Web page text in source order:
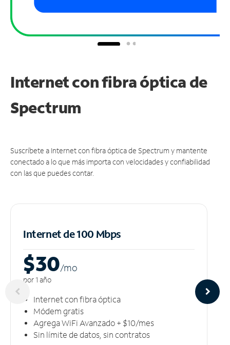
Internet con fibra óptica de
Spectrum
Suscríbete a Internet con fibra óptica de Spectrum y mantente
conectado a lo que más importa con velocidades y confiabilidad
con las que puedes contar.
Internet de 100 Mbps
$30/mo
por 1 año
Internet con fibra óptica
Módem gratis
Agrega WiFi Avanzado + $10/mes
Sin límite de datos, sin contratos